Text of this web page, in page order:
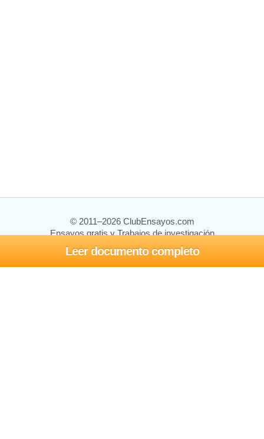
Leer documento completo
© 2011–2026 ClubEnsayos.com
Ensayos gratis y Trabajos de investigación